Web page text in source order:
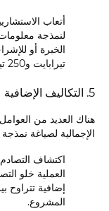
أتعاب
لنمذجة
تيرابايت و250 تيرابايت في الساعة، اعتمادًا على خبرتهم.
5. التكاليف الإضافية
هناك العديد من
الإجمالية لصياغة
اكتشاف
العملية خلو
المشروع.